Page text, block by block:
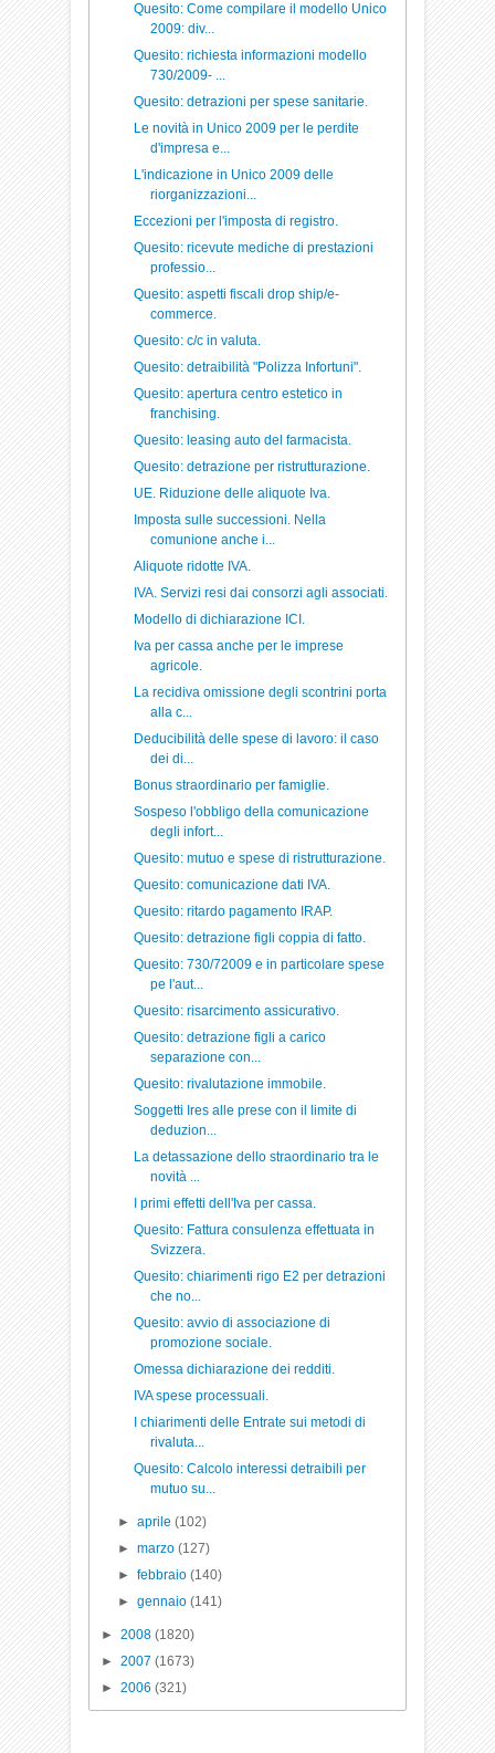
Quesito: Come compilare il modello Unico
2009: div...
Quesito: richiesta informazioni modello
730/2009- ...
Quesito: detrazioni per spese sanitarie.
Le novità in Unico 2009 per le perdite
d'impresa e...
L'indicazione in Unico 2009 delle
riorganizzazioni...
Eccezioni per l'imposta di registro.
Quesito: ricevute mediche di prestazioni
professio...
Quesito: aspetti fiscali drop ship/e-
commerce.
Quesito: c/c in valuta.
Quesito: detraibilità "Polizza Infortuni".
Quesito: apertura centro estetico in
franchising.
Quesito: leasing auto del farmacista.
Quesito: detrazione per ristrutturazione.
UE. Riduzione delle aliquote Iva.
Imposta sulle successioni. Nella
comunione anche i...
Aliquote ridotte IVA.
IVA. Servizi resi dai consorzi agli associati.
Modello di dichiarazione ICI.
Iva per cassa anche per le imprese
agricole.
La recidiva omissione degli scontrini porta
alla c...
Deducibilità delle spese di lavoro: il caso
dei di...
Bonus straordinario per famiglie.
Sospeso l'obbligo della comunicazione
degli infort...
Quesito: mutuo e spese di ristrutturazione.
Quesito: comunicazione dati IVA.
Quesito: ritardo pagamento IRAP.
Quesito: detrazione figli coppia di fatto.
Quesito: 730/72009 e in particolare spese
pe l'aut...
Quesito: risarcimento assicurativo.
Quesito: detrazione figli a carico
separazione con...
Quesito: rivalutazione immobile.
Soggetti Ires alle prese con il limite di
deduzion...
La detassazione dello straordinario tra le
novità ...
I primi effetti dell'Iva per cassa.
Quesito: Fattura consulenza effettuata in
Svizzera.
Quesito: chiarimenti rigo E2 per detrazioni
che no...
Quesito: avvio di associazione di
promozione sociale.
Omessa dichiarazione dei redditi.
IVA spese processuali.
I chiarimenti delle Entrate sui metodi di
rivaluta...
Quesito: Calcolo interessi detraibili per
mutuo su...
► aprile (102)
► marzo (127)
► febbraio (140)
► gennaio (141)
►2008(1820)
►2007(1673)
►2006(321)